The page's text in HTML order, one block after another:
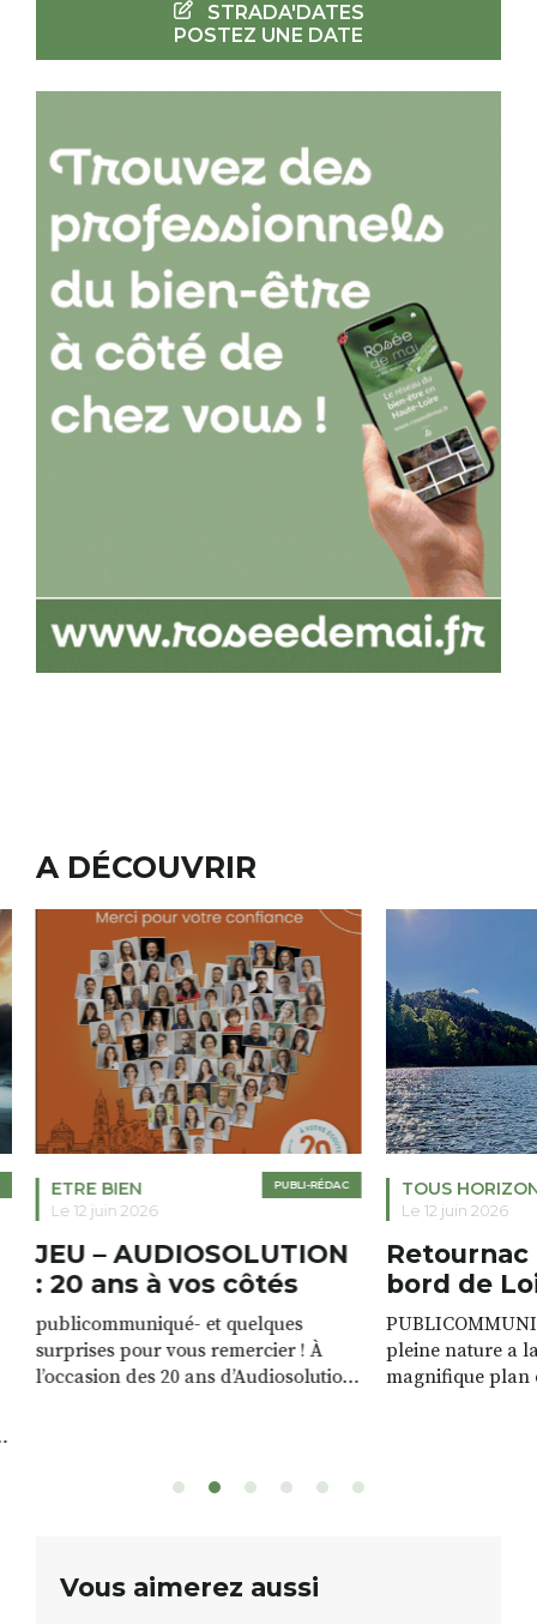
STRADA'DATES
POSTEZ UNE DATE
A DÉCOUVRIR
PUBLI-RÉDAC
ETRE BIEN
Le 12 juin 2026
JEU – AUDIOSOLUTION
: 20 ans à vos côtés
publicommuniqué- et quelques
surprises pour vous remercier ! À
l’occasion des 20 ans d’Audiosolution,
sont à gagner, sélectionnés auprès
12h à […]
TOUS
Le 12 juin 2026
Retournac
bord de
pleine nature a
magnifique plan
Vous aimerez aussi